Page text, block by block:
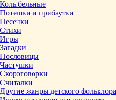
Колыбельные
Потешки и прибаутки
Песенки
Стихи
Игры
Загадки
Пословицы
Частушки
Скороговорки
Считалки
Другие жанры детского фольклора